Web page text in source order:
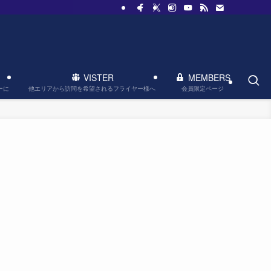
に
VISTER
他エリアから訪問を希望されるフライヤー様へ
MEMBERS
会員限定ページ